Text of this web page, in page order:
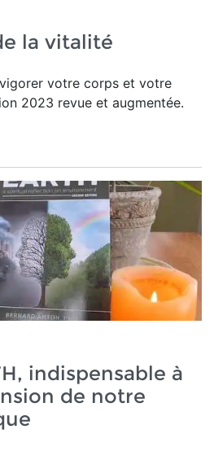
la vitalité
votre corps et votre
2023 revue et augmentée.
indispensable à
de notre